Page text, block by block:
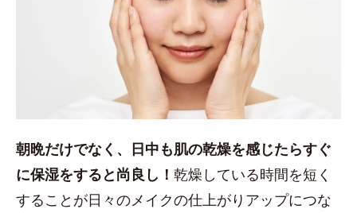
朝晩だけでなく、日中も肌の乾燥を感じたらすぐ
に保湿をすると尚良し！ 乾燥している時間を短く
することが日々のメイクの仕上がりアップにつな